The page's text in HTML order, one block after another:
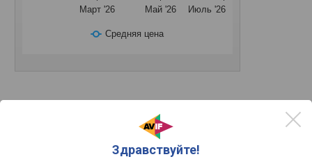
Здравствуйте!
Средняя цена
Март '26 Май '26 Июль '26
PCI-E v4.0